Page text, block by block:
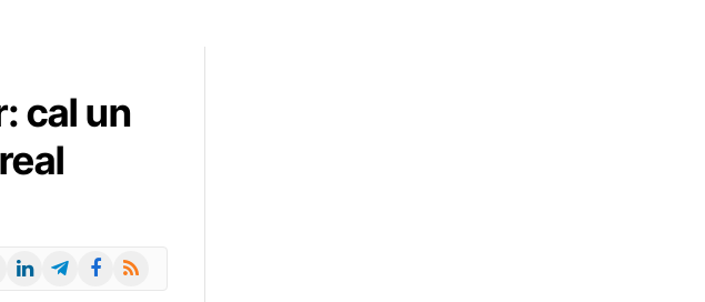
cal un
LinkedInTelegramFacebook
RSS